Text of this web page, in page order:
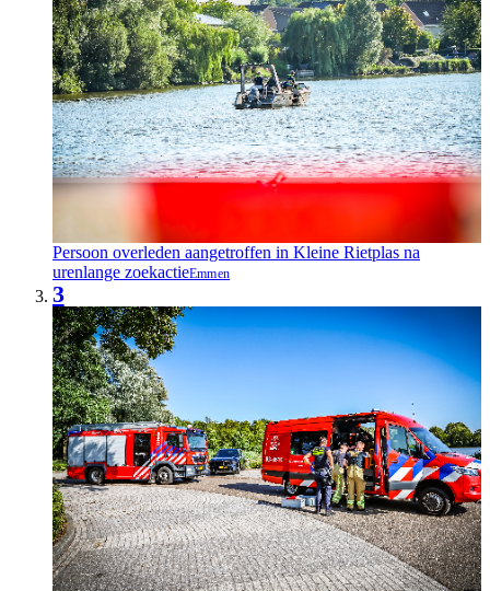
Persoon overleden aangetroffen in Kleine Rietplas na
urenlange zoekactieEmmen
3